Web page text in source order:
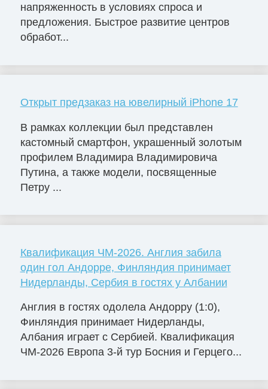
напряженность в условиях спроса и
предложения. Быстрое развитие центров
обработ...
Открыт предзаказ на ювелирный iPhone 17
В рамках коллекции был представлен
кастомный смартфон, украшенный золотым
профилем Владимира Владимировича
Путина, а также модели, посвященные
Петру ...
Квалификация ЧМ-2026. Англия забила
один гол Андорре, Финляндия принимает
Нидерланды, Сербия в гостях у Албании
Англия в гостях одолела Андорру (1:0),
Финляндия принимает Нидерланды,
Албания играет с Сербией. Квалификация
ЧМ-2026 Европа 3-й тур Босния и Герцего...